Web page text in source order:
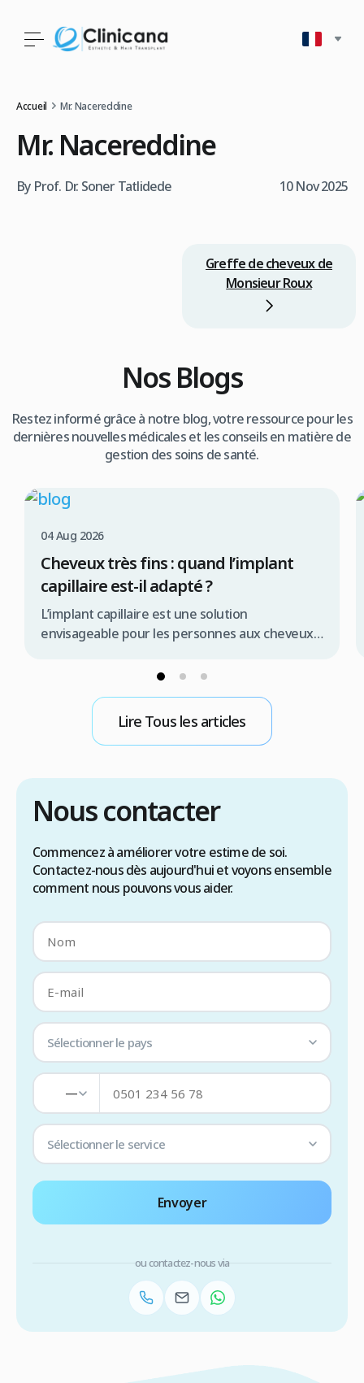
Accueil Mr. Nacereddine
Mr. Nacereddine
By Prof. Dr. Soner Tatlidede 10 Nov 2025
Greffe de cheveux de
Monsieur Roux
Nos Blogs
Restez informé grâce à notre blog, votre ressource pour les
dernières nouvelles médicales et les conseils en matière de
gestion des soins de santé.
04 Aug 2026
Cheveux très fins : quand l’implant
capillaire est-il adapté ?
L’implant capillaire est une solution
envisageable pour les personnes aux cheveux
diagnostic approfondi et de plusieurs facteurs
capillaire représente un paramètre que l’expert
doit intégrer dans la stratégie chirurgicale pour
garantir un résultat naturel et esthétique.
Lire Tous les articles
Nous contacter
Commencez à améliorer votre estime de soi.
Contactez-nous dès aujourd'hui et voyons ensemble
comment nous pouvons vous aider.
Sélectionner le pays
—
Sélectionner le service
Envoyer
ou contactez-nous via